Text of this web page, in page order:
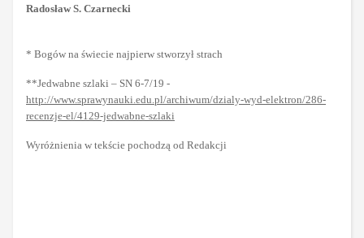
Radosław S. Czarnecki
* Bogów na świecie najpierw stworzył strach
**Jedwabne szlaki – SN 6-7/19 -
http://www.sprawynauki.edu.pl/archiwum/dzialy-wyd-elektron/286-
recenzje-el/4129-jedwabne-szlaki
Wyróżnienia w tekście pochodzą od Redakcji